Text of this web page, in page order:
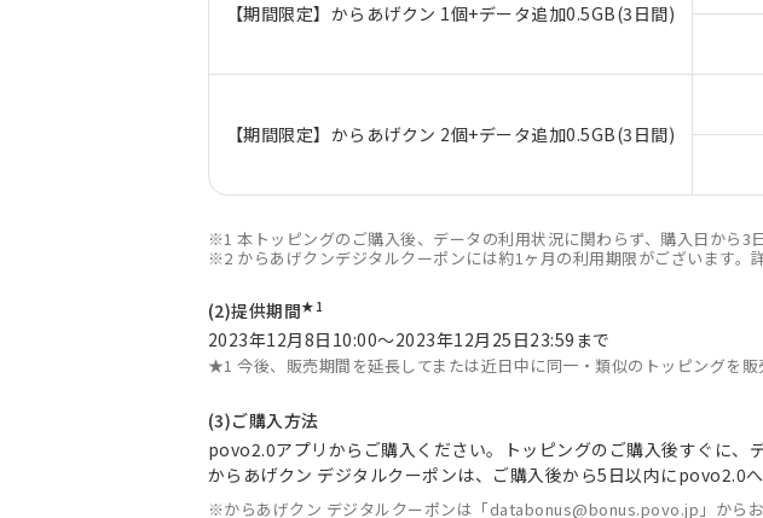
【期間限定】からあげクン 1個+データ追加0.5GB(3日間)
【期間限定】からあげクン 2個+データ追加0.5GB(3日間)
※1 本トッピングのご購入後、データの利用状況に関わらず、購入日から3
※2 からあげクンデジタルクーポンには約1ヶ月の利用期限がございます。
(2)提供期間★1
2023年12月8日10:00～2023年12月25日23:59まで
★1 今後、販売期間を延長してまたは近日中に同一・類似のトッピングを販
(3)ご購入方法
povo2.0アプリからご購入ください。トッピングのご購入後すぐに、
からあげクン デジタルクーポンは、ご購入後から5日以内にpovo2.0
※からあげクン デジタルクーポンは「databonus@bonus.povo.jp」から